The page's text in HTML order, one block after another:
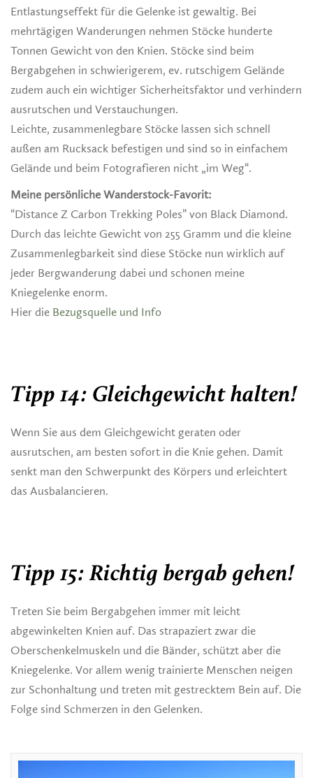
Entlastungseffekt für die Gelenke ist gewaltig. Bei
mehrtägigen Wanderungen nehmen Stöcke hunderte
Tonnen Gewicht von den Knien. Stöcke sind beim
Bergabgehen in schwierigerem, ev. rutschigem Gelände
zudem auch ein wichtiger Sicherheitsfaktor und verhindern
ausrutschen und Verstauchungen.
Leichte, zusammenlegbare Stöcke lassen sich schnell
außen am Rucksack befestigen und sind so in einfachem
Gelände und beim Fotografieren nicht „im Weg“.
Meine persönliche Wanderstock-Favorit:
“Distance Z Carbon Trekking Poles” von Black Diamond.
Durch das leichte Gewicht von 255 Gramm und die kleine
Zusammenlegbarkeit sind diese Stöcke nun wirklich auf
jeder Bergwanderung dabei und schonen meine
Kniegelenke enorm.
Hier die Bezugsquelle und Info
Tipp 14: Gleichgewicht halten!
Wenn Sie aus dem Gleichgewicht geraten oder
ausrutschen, am besten sofort in die Knie gehen. Damit
senkt man den Schwerpunkt des Körpers und erleichtert
das Ausbalancieren.
Tipp 15: Richtig bergab gehen!
Treten Sie beim Bergabgehen immer mit leicht
abgewinkelten Knien auf. Das strapaziert zwar die
Oberschenkelmuskeln und die Bänder, schützt aber die
Kniegelenke. Vor allem wenig trainierte Menschen neigen
zur Schonhaltung und treten mit gestrecktem Bein auf. Die
Folge sind Schmerzen in den Gelenken.